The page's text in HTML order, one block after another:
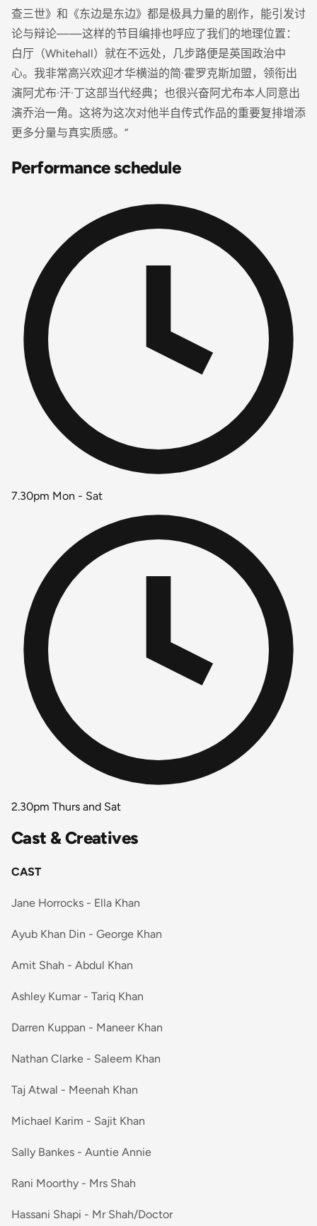
查三世》和《东边是东边》都是极具力量的剧作，能引发讨
论与辩论——这样的节目编排也呼应了我们的地理位置：
白厅（Whitehall）就在不远处，几步路便是英国政治中
心。我非常高兴欢迎才华横溢的简·霍罗克斯加盟，领衔出
演阿尤布·汗·丁这部当代经典；也很兴奋阿尤布本人同意出
演乔治一角。这将为这次对他半自传式作品的重要复排增添
更多分量与真实质感。”
Performance schedule
7.30pm Mon - Sat
2.30pm Thurs and Sat
Cast & Creatives
CAST
Jane Horrocks - Ella Khan
Ayub Khan Din - George Khan
Amit Shah - Abdul Khan
Ashley Kumar - Tariq Khan
Darren Kuppan - Maneer Khan
Nathan Clarke - Saleem Khan
Taj Atwal - Meenah Khan
Michael Karim - Sajit Khan
Sally Bankes - Auntie Annie
Rani Moorthy - Mrs Shah
Hassani Shapi - Mr Shah/Doctor